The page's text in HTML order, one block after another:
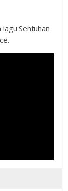
Sentuhan